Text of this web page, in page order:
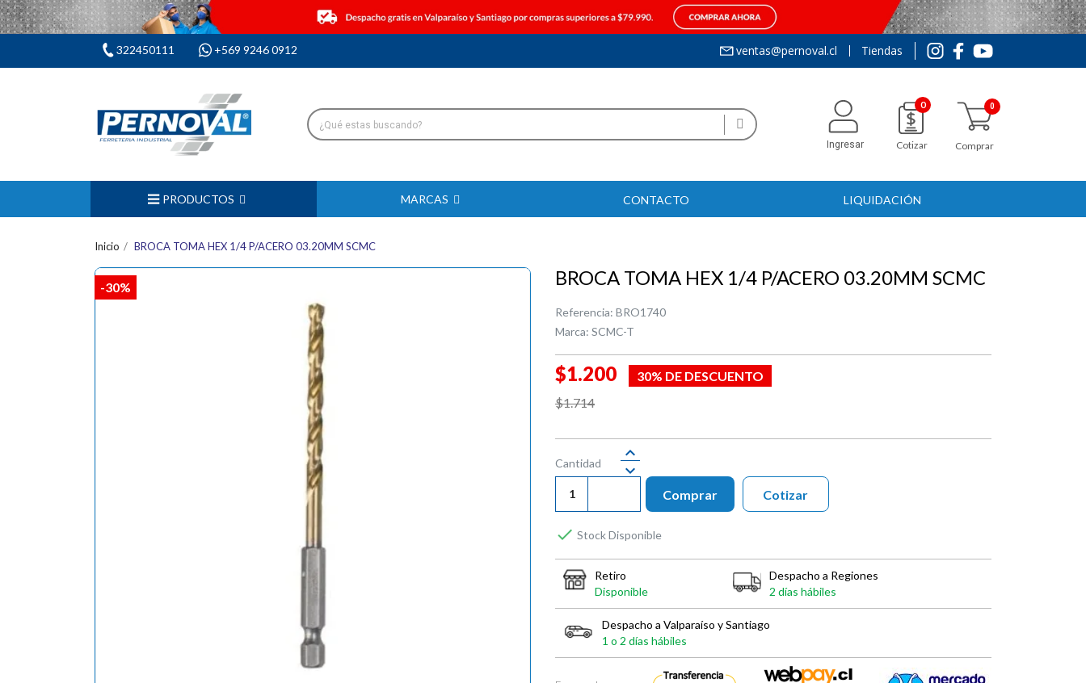
322450111 +569 9246 0912 ventas@pernoval.cl Tiendas
Ingresar
0
Cotizar Comprar
PRODUCTOS MARCAS CONTACTO LIQUIDACIÓN
Inicio BROCA TOMA HEX 1/4 P/ACERO 03.20MM SCMC
-30% BROCA TOMA HEX 1/4 P/ACERO 03.20MM SCMC
Referencia: BRO1740
Marca: SCMC-T
$1.200
30% DE DESCUENTO
$1.714
Cantidad
Comprar
 Stock Disponible
Cotizar
Retiro
Disponible
Despacho a Regiones
2 días hábiles
Despacho a Valparaíso y Santiago
1 o 2 días hábiles